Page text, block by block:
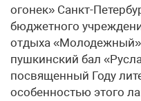
огонек» Санкт-
бюджетного
отдыха
пушкинский бал
посвященный Году
особенностью этого